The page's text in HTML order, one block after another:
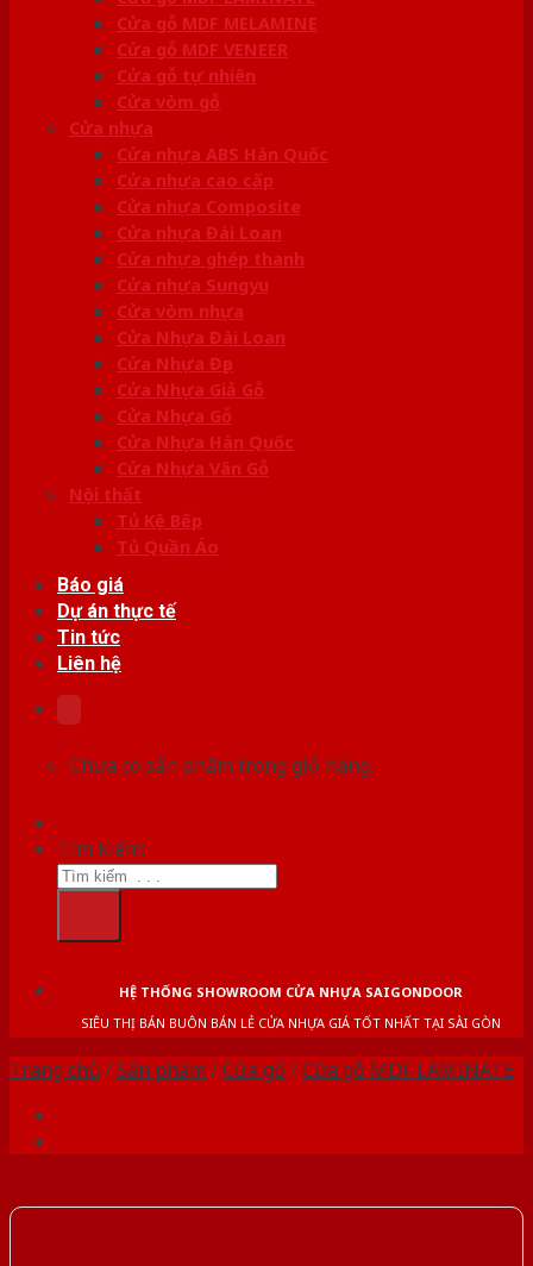
Cửa gỗ MDF MELAMINE
Cửa gỗ MDF VENEER
Cửa gỗ tự nhiên
Cửa vòm gỗ
Cửa nhựa
Cửa nhựa ABS Hàn Quốc
Cửa nhựa cao cấp
Cửa nhựa Composite
Cửa nhựa Đài Loan
Cửa nhựa ghép thanh
Cửa nhựa Sungyu
Cửa vòm nhựa
Cửa Nhựa Đài Loan
Cửa Nhựa Đẹp
Cửa Nhựa Giả Gỗ
Cửa Nhựa Gỗ
Cửa Nhựa Hàn Quốc
Cửa Nhựa Vân Gỗ
Nội thất
Tủ Kệ Bếp
Tủ Quần Áo
Báo giá
Dự án thực tế
Tin tức
Liên hệ
Chưa có sản phẩm trong giỏ hàng.
Tìm kiếm:
HỆ THỐNG SHOWROOM CỬA NHỰA SAIGONDOOR
SIÊU THỊ BÁN BUÔN BÁN LẺ CỬA NHỰA GIÁ TỐT NHẤT TẠI SÀI GÒN
Trang chủ /Sản phẩm /Cửa gỗ /Cửa gỗ MDF LAMINATE